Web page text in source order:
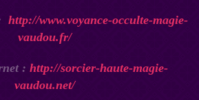
http://www.voyance-occulte-magie-
vaudou.fr/
: http://sorcier-haute-magie-
vaudou.net/